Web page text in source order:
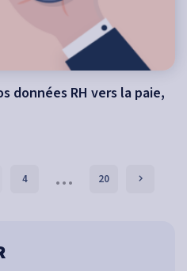
données RH vers la paie,
4 … 20